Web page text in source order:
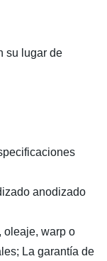
su lugar de
anodizado
oleaje, warp o
La garantía de